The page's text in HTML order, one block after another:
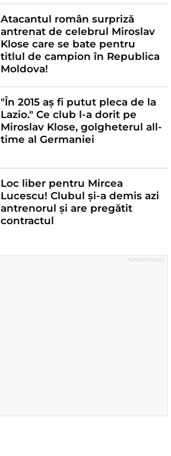
Atacantul român surpriză
antrenat de celebrul Miroslav
Klose care se bate pentru
titlul de campion în Republica
Moldova!
"În 2015 aș fi putut pleca de la
Lazio." Ce club l-a dorit pe
Miroslav Klose, golgheterul all-
time al Germaniei
Loc liber pentru Mircea
Lucescu! Clubul și-a demis azi
antrenorul și are pregătit
contractul